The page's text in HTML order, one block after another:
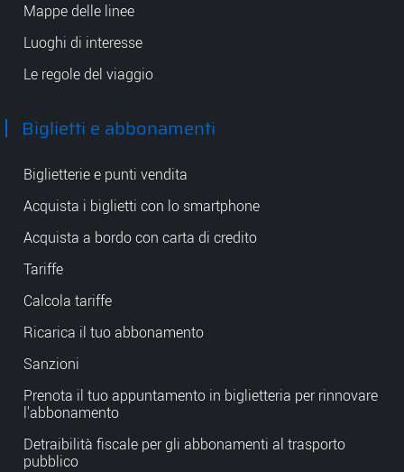
Mappe delle linee
Luoghi di interesse
Le regole del viaggio
Biglietti e abbonamenti
Biglietterie e punti vendita
Acquista i biglietti con lo smartphone
Acquista a bordo con carta di credito
Tariffe
Calcola tariffe
Ricarica il tuo abbonamento
Sanzioni
Prenota il tuo appuntamento in biglietteria per rinnovare
l'abbonamento
Detraibilità fiscale per gli abbonamenti al trasporto
pubblico